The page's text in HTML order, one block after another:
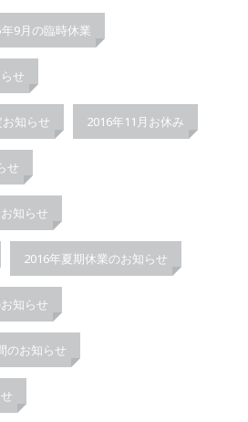
9月の臨時休業
せ
知らせ 2016年11月お休み
せ
知らせ
2016年夏期休業のお知らせ
知らせ
のお知らせ